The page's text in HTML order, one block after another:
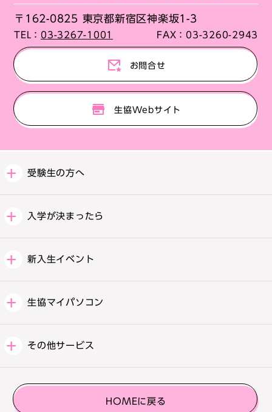
〒162-0825 東京都新宿区神楽坂1-3
TEL： 03-3267-1001 FAX： 03-3260-2943
お問合せ
生協Webサイト
受験生の方へ
入学が決まったら
新入生イベント
生協マイパソコン
その他サービス
HOMEに戻る